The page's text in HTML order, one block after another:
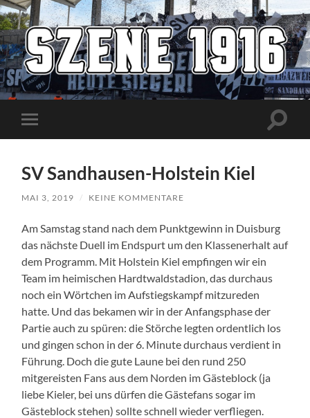
Szene1916
Menü
SV Sandhausen-Holstein Kiel
MAI 3, 2019 / KEINE KOMMENTARE
Am Samstag stand nach dem Punktgewinn in Duisburg
das nächste Duell im Endspurt um den Klassenerhalt auf
dem Programm. Mit Holstein Kiel empfingen wir ein
Team im heimischen Hardtwaldstadion, das durchaus
noch ein Wörtchen im Aufstiegskampf mitzureden
hatte. Und das bekamen wir in der Anfangsphase der
Partie auch zu spüren: die Störche legten ordentlich los
und gingen schon in der 6. Minute durchaus verdient in
Führung. Doch die gute Laune bei den rund 250
mitgereisten Fans aus dem Norden im Gästeblock (ja
liebe Kieler, bei uns dürfen die Gästefans sogar im
Gästeblock stehen) sollte schnell wieder verfliegen.